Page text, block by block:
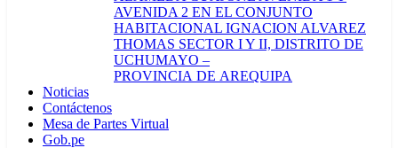
AVENIDA 2 EN EL CONJUNTO
HABITACIONAL IGNACION ALVAREZ
THOMAS SECTOR I Y II, DISTRITO DE
UCHUMAYO –
PROVINCIA DE AREQUIPA
Noticias
Contáctenos
Mesa de Partes Virtual
Gob.pe